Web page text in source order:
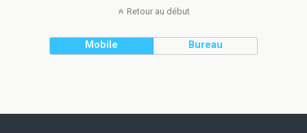
Retour au début
Mobile Bureau